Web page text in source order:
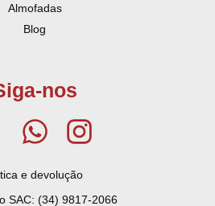
Almofadas
Blog
nos
e devolução
SAC: (34) 9817-2066